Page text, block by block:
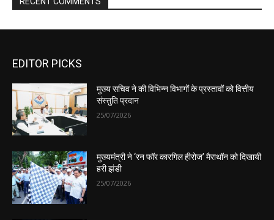
EDITOR PICKS
मुख्य सचिव ने की विभिन्न विभागों के प्रस्तावों को वित्तीय
संस्तुति प्रदान
25/07/2026
मुख्यमंत्री ने ‘रन फॉर कारगिल हीरोज’ मैराथॉन को दिखायी
हरी झंडी
25/07/2026